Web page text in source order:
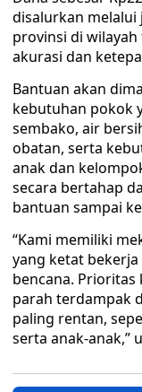
disalurkan melalui
provinsi di
akurasi dan
Bantuan akan
kebutuhan pokok
sembako, air
obatan, serta
anak dan
secara bertahap
bantuan sampai
“Kami memiliki
yang ketat bekerja
bencana. Prioritas
parah terdampak
paling rentan,
serta anak-anak,”